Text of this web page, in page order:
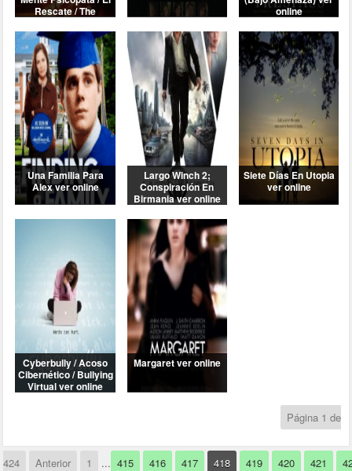
Página 1 de
424 Anterior 1 ... 415 416 417 418 419 420 421